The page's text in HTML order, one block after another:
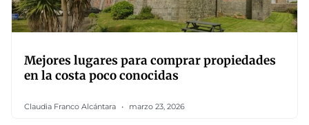
Mejores lugares para comprar propiedades
en la costa poco conocidas
Claudia Franco Alcántara marzo 23, 2026